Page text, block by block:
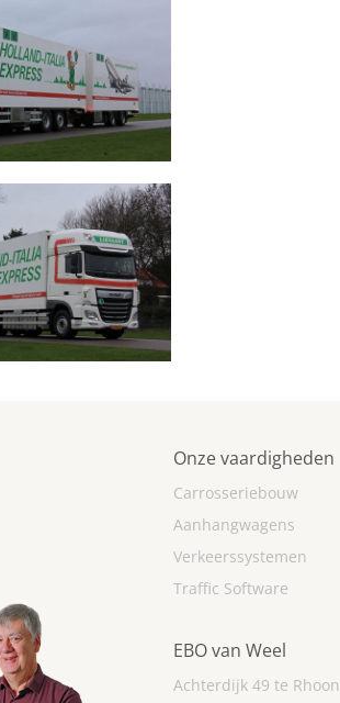
Onze vaardigheden
Carrosseriebouw
Aanhangwagens
Verkeerssystemen
Traffic Software
EBO van Weel
Achterdijk 49 te Rhoon